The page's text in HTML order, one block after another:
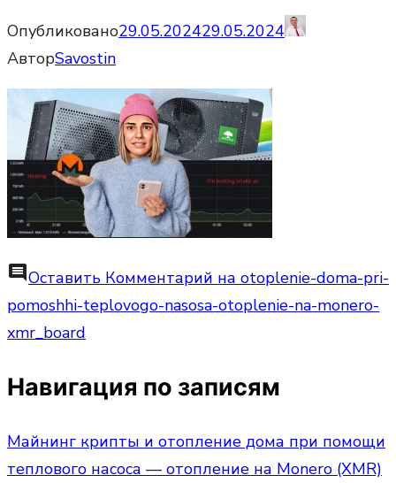
Опубликовано29.05.202429.05.2024
АвторSavostin
commentОставить Комментарий на otoplenie-doma-pri-
pomoshhi-teplovogo-nasosa-otoplenie-na-monero-
xmr_board
Навигация по записям
Майнинг крипты и отопление дома при помощи
теплового насоса — отопление на Monero (XMR)